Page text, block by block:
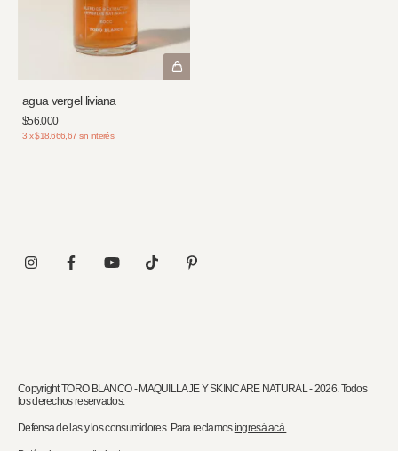
agua vergel liviana
$56.000
3 x$18.666,67 sin interés
Copyright TORO BLANCO - MAQUILLAJE Y SKINCARE NATURAL - 2026. Todos
los derechos reservados.
Defensa de las y los consumidores. Para reclamosingresá acá.